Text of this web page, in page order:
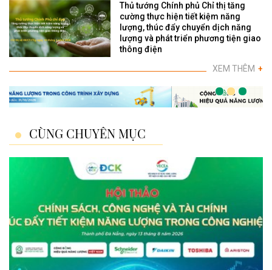
Thủ tướng Chính phủ Chỉ thị tăng
cường thực hiện tiết kiệm năng
lượng, thúc đẩy chuyển dịch năng
lượng và phát triển phương tiện giao
thông điện
XEM THÊM +
CÙNG CHUYÊN MỤC